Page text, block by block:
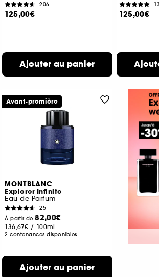
206
125,00€
Ajouter au panier
13
125,00€
MONTBLANC
Explorer Infinite
Eau de Parfum
25
À partir de82,00€
136,67€ / 100ml
2 contenances disponibles
Ajouter au panier
Avant-première